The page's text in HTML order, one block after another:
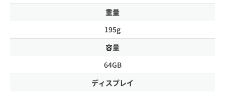
重量
195g
容量
64GB
ディスプレイ